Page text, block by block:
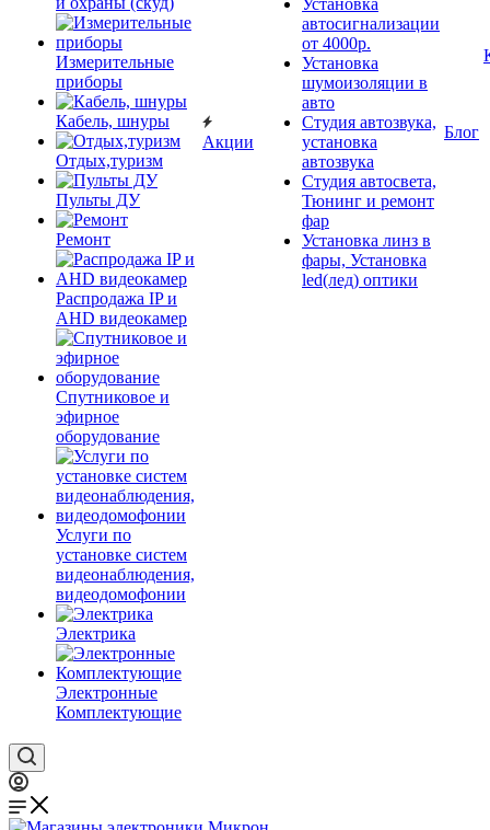
Измерительные
приборы
Кабель, шнуры
Отдых,туризм
Пульты ДУ
Ремонт
Распродажа IP и
AHD видеокамер
Спутниковое и
эфирное
оборудование
Услуги по
установке систем
видеонаблюдения,
видеодомофонии
Электрика
Электронные
Комплектующие
Акции
Установка
автосигнализации
от 4000р.
Установка
шумоизоляции в
авто
Студия автозвука,
установка
автозвука
Студия автосвета,
Тюнинг и ремонт
фар
Установка линз в
фары, Установка
led(лед) оптики
Блог